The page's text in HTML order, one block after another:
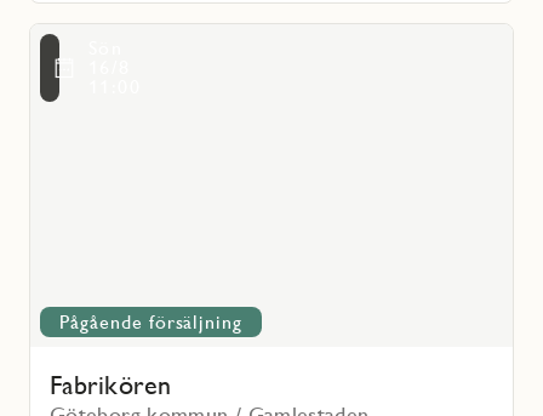
Pågående försäljning
Fabrikören
Läs
mer
Fabrikören